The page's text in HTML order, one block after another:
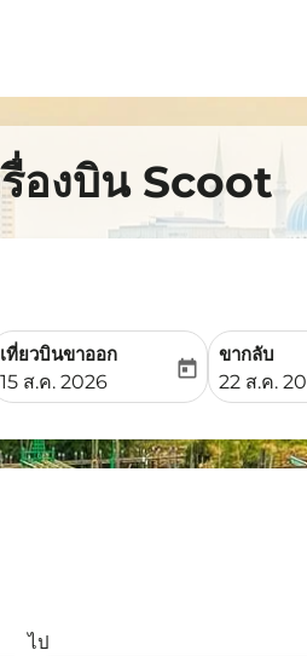
องบิน Scoot
เที่ยวบินขาออก
fc-booking-departure-date-aria-
15 ส.ค. 2026
today
ขากลับ
fc-
22 ส.ค.
ไป
าข้อเสนอ